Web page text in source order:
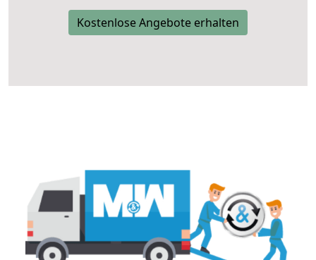
Kostenlose Angebote erhalten